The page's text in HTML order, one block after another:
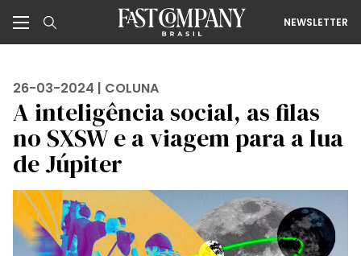
NEWSLETTER
26-03-2024 | COLUNA
A inteligência social, as filas
no SXSW e a viagem para a lua
de Júpiter